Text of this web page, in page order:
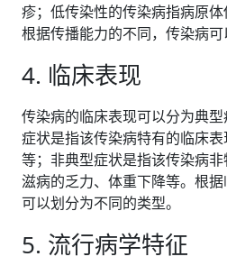
疹；低传染性的传染病指病原体
根据传播能力的不同，传染病可
4. 临床表现
传染病的临床表现可以分为典
症状是指该传染病特有的临床
等；非典型症状是指该传染病
滋病的乏力、体重下降等。根
可以划分为不同的类型。
5. 流行病学特征